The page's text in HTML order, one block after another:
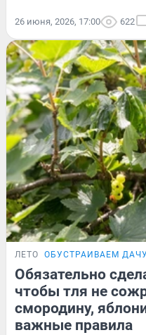
26 июня, 2026, 17:00 622
ЛЕТО ОБУСТРАИВАЕМ ДАЧУ
Обязательно
чтобы тля не
смородину,
важные правила